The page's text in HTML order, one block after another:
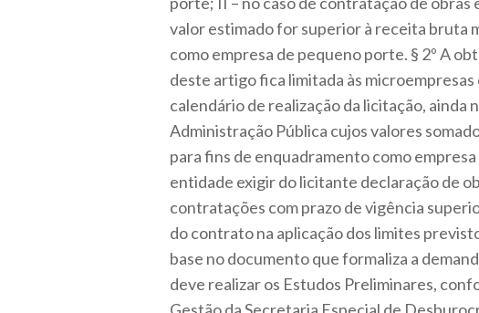
valor estimado for superior à receita bruta
como empresa de pequeno porte. § 2º A
deste artigo fica limitada às
calendário de realização da licitação,
Administração Pública cujos valores
para fins de enquadramento como
entidade exigir do licitante declaração de
contratações com prazo de vigência
do contrato na aplicação dos limites
base no documento que formaliza a
deve realizar os Estudos Preliminares,